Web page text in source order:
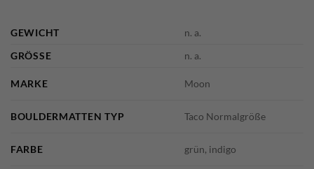
GEWICHT
n. a.
GRÖSSE
n. a.
MARKE Moon
BOULDERMATTEN TYP Taco Normalgröße
FARBE grün, indigo